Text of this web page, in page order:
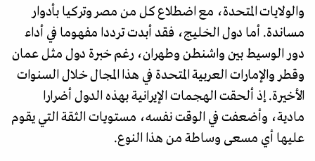
والولايات المتحدة، مع اضطلاع كل من مصر وتركيا بأدوار
مساندة. أما دول الخليج، فقد أبدت ترددا مفهوما في أداء
دور الوسيط بين واشنطن وطهران، رغم خبرة دول مثل عمان
وقطر والإمارات العربية المتحدة في هذا المجال خلال السنوات
الأخيرة. إذ ألحقت الهجمات الإيرانية بهذه الدول أضرارا
مادية، وأضعفت في الوقت نفسه، مستويات الثقة التي يقوم
عليها أي مسعى وساطة من هذا النوع.